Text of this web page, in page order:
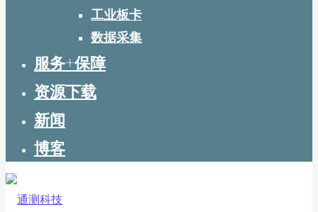
工业板卡
数据采集
服务+保障
资源下载
新闻
博客